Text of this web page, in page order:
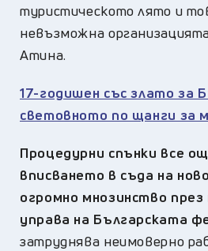
туристическото лято и
невъзможна
Атина.
17-годишен със злато за
световното по щанги за
Процедурни спънки все
вписването в съда на
огромно мнозинство
управа на Българската
затруднява неимоверно